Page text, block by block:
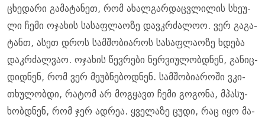
ცხე­და­რი გა­მა­ტა­ნეთ, რომ ახალ­გარ­დაც­ვლი­ლის სხე­უ­
ლი ჩემი ოჯა­ხის სა­საფ­ლა­ო­ზე დავ­კრძა­ლოო. ვერ გა­გა­
ტანთ, ასეთ დროს სამ­შო­ბი­ა­როს სა­საფ­ლა­ო­ზე ხდე­ბა
დაკ­რძალ­ვაო. ოჯა­ხის წევ­რე­ბი ნერ­ვი­უ­ლობ­დნენ, გა­ნიც­
დიდ­ნენ, რომ ვერ მე­უბ­ნე­ბოდ­ნენ. სამ­შო­ბი­ა­რო­ში ვკი­
თხუ­ლობ­დი, რა­ტომ არ მოგ­ყავთ ჩემი გო­გო­ნა, მპა­სუ­
ხობ­დნენ, რომ ჯერ ად­რეა. ყვე­ლა­ზე ცუდი, რაც იყო მა­